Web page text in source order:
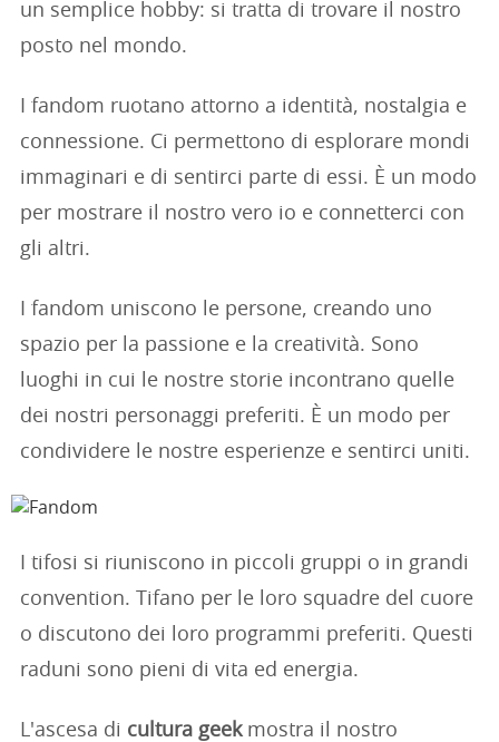
un semplice hobby: si tratta di trovare il nostro
posto nel mondo.
I fandom ruotano attorno a identità, nostalgia e
connessione. Ci permettono di esplorare mondi
immaginari e di sentirci parte di essi. È un modo
per mostrare il nostro vero io e connetterci con
gli altri.
I fandom uniscono le persone, creando uno
spazio per la passione e la creatività. Sono
luoghi in cui le nostre storie incontrano quelle
dei nostri personaggi preferiti. È un modo per
condividere le nostre esperienze e sentirci uniti.
I tifosi si riuniscono in piccoli gruppi o in grandi
convention. Tifano per le loro squadre del cuore
o discutono dei loro programmi preferiti. Questi
raduni sono pieni di vita ed energia.
L'ascesa di cultura geekmostra il nostro